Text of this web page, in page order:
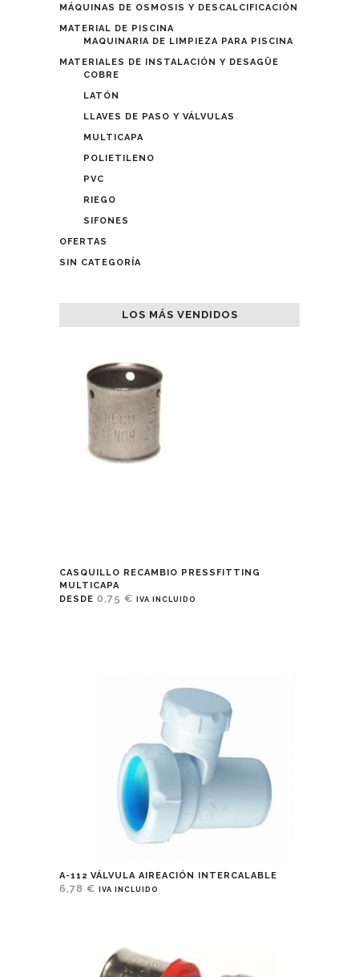
MÁQUINAS DE OSMOSIS Y DESCALCIFICACIÓN
MATERIAL DE PISCINA
MAQUINARIA DE LIMPIEZA PARA PISCINA
MATERIALES DE INSTALACIÓN Y DESAGÜE
COBRE
LATÓN
LLAVES DE PASO Y VÁLVULAS
MULTICAPA
POLIETILENO
PVC
RIEGO
SIFONES
OFERTAS
SIN CATEGORÍA
LOS MÁS VENDIDOS
CASQUILLO RECAMBIO PRESSFITTING
MULTICAPA
DESDE 0,75 € IVA INCLUIDO
A-112 VÁLVULA AIREACIÓN INTERCALABLE
6,78 € IVA INCLUIDO